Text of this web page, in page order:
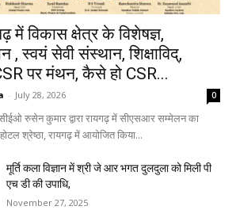
में विकास क्षेत्र के विशेषज्ञ,
, स्वयं सेवी संस्थान, शिक्षाविद्,
पर मंथन, कैसे हो CSR...
- July 28, 2026 0
रुसेन कुमार द्वारा रायगढ़ में सीएसआर सम्मेलन का
श्रेष्ठा, रायगढ़ में आयोजित किया...
मूर्ति कला विज्ञान में श्री जे आर भगत दुलदुला को मिली पी
एच डी की उपाधि,
November 27, 2025